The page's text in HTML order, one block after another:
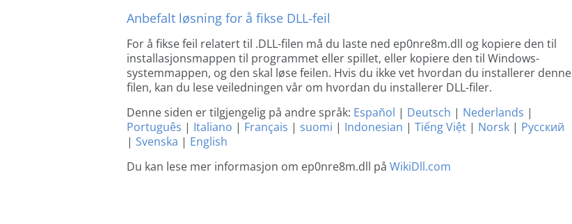
Anbefalt løsning for å fikse DLL-feil
For å fikse feil relatert til .DLL-filen må du laste ned ep0nre8m.dll og kopiere den til
installasjonsmappen til programmet eller spillet, eller kopiere den til Windows-
systemmappen, og den skal løse feilen. Hvis du ikke vet hvordan du installerer denne
filen, kan du lese veiledningen vår om hvordan du installerer DLL-filer.
Denne siden er tilgjengelig på andre språk: Español | Deutsch | Nederlands |
Português | Italiano | Français | suomi | Indonesian | Tiếng Việt | Norsk | Русский
| Svenska | English
Du kan lese mer informasjon om ep0nre8m.dll på WikiDll.com